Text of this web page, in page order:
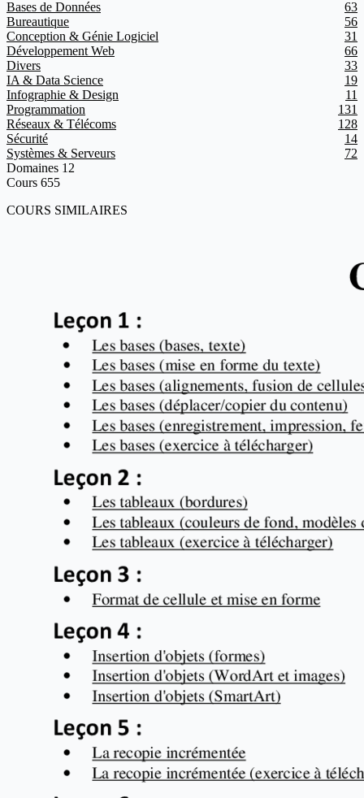
Bases de Données
63
Bureautique
56
Conception & Génie Logiciel
31
Développement Web
66
Divers
33
IA & Data Science
19
Infographie & Design
11
Programmation
131
Réseaux & Télécoms
128
Sécurité
14
Systèmes & Serveurs
72
Domaines 12
Cours 655
COURS SIMILAIRES